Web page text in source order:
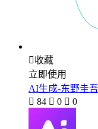
收藏
立即使用
AI生成-东野圭
 84  0  0